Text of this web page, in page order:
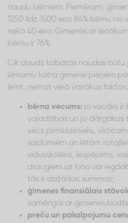
naudu bērniem. Piemēram,
1250 līdz 1500 eiro 84% bērnu
nekā 40 eiro. Ģimenēs ar
bērnu ir 76%.
Cik daudz kabatas naudas būtu
lēmumu katra ģimene pieņem
lemt, ņemot vērā vairākus
bērna vecums: jo vecāks ir
vajadzības un jo dārgākas
vecs pirmklasnieks,
saldumiem un lētām
vidusskolēns, iespējams,
draugiem uz kino vai
tās ir dažādas summas;
ģimenes finansiālais
samērīgai ar ģimenes
preču un pakalpojumu